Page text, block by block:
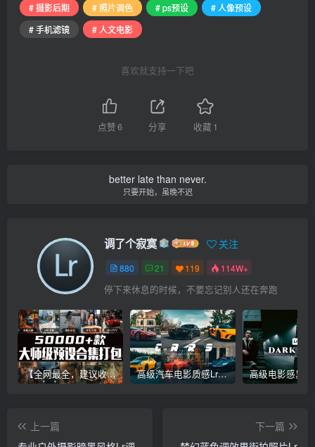
# 摄影后期
# 照片调色 # ps预设
# 人像预设
# 手机滤镜
# 人文电影
喜欢就支持一下吧
点赞6 分享 收藏 1
better late than never.
只要开始，虽晚不迟
调了个寂寞 关注
880 21 119 114W+
停下来休息的时候，不要忘记别人还在奔跑
【全网最全，建议收藏】5万多款Lr顶级调色预设合集，精心整理，分类清晰，摄影师调色师必备素材，够用一辈子！ 高级汽车电影质感Lr调色教程，手机滤镜PS+Lightroom预设下载！
上一篇
下一篇